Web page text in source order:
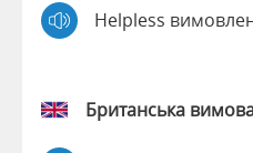
Helpless
Британська